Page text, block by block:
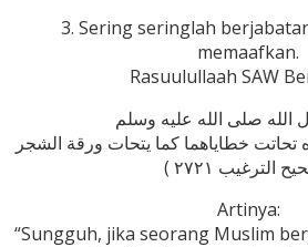
3. Sering seringlah
memaafkan.
Rasuulullaah SAW
Artinya:
“Sungguh, jika seorang Muslim